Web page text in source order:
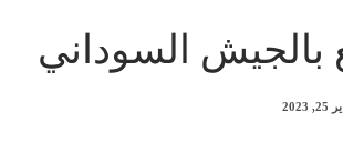
بالجيش السوداني